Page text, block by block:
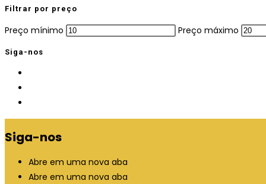
Filtrar por preço
Preço mínimo Preço máximo
Siga-nos
Siga-nos
Abre em uma nova aba
Abre em uma nova aba